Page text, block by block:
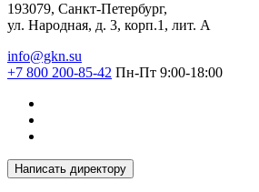
193079, Санкт-Петербург,
ул. Народная, д. 3, корп.1, лит. А
info@gkn.su
+7 800 200-85-42 Пн-Пт 9:00-18:00
Написать директору